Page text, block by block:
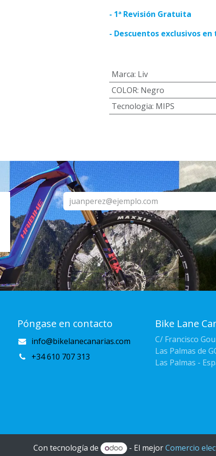
- 1ª Revisión Gratuita
- Descuentos exclusivos
Marca: Liv
COLOR: Negro
Tecnologia: MIPS
Póngase en contacto
info@bikelanecanarias.com
+34 610 707 313
Bike Lane
C/ Francisco
Las Palmas de
Las Palmas -
Con tecnología de - El mejorComercio